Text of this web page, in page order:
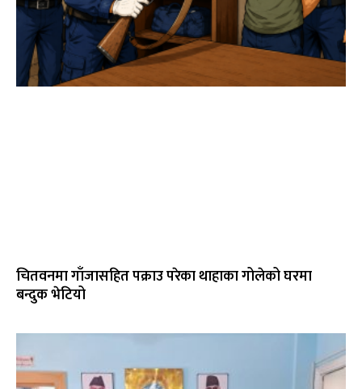
चितवनमा गाँजासहित पक्राउ परेका थाहाका गोलेको घरमा
बन्दुक भेटियो